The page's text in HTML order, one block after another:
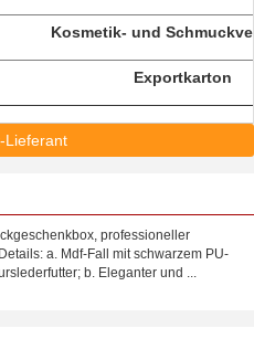
Kosmetik- und
Exportkarton
Lieferant
professioneller
a. Mdf-Fall mit schwarzem PU-
b. Eleganter und ...